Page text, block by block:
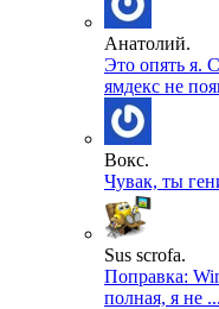
Анатолий.
Это опять я.
ямдекс не
Вокс.
Чувак, ты
Sus scrofa.
Поправка:
полная, я не ...